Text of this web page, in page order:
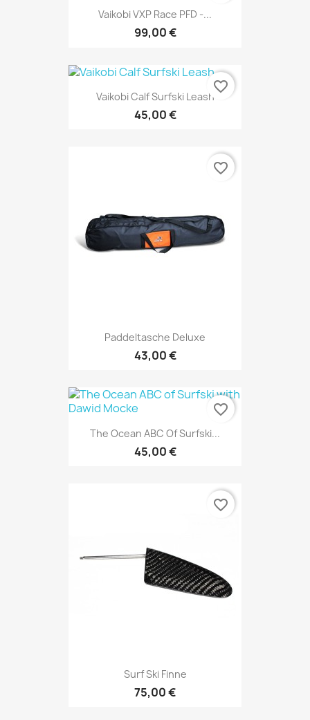
Vaikobi VXP Race PFD -...
99,00 €
Vaikobi Calf Surfski Leash
45,00 €
favorite_border
Paddeltasche Deluxe
43,00 €
favorite_border
The Ocean ABC Of Surfski...
45,00 €
favorite_border
Surf Ski Finne
75,00 €
favorite_border